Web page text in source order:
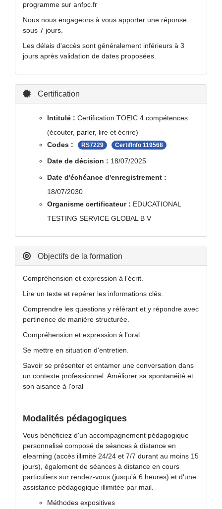
programme sur anfpc.fr
Nous nous engageons à vous apporter une réponse
sous 7 jours.
Les délais d'accès sont généralement inférieurs à 3
jours après validation de dates proposées.
Certification
Intitulé : Certification TOEIC 4 compétences
(écouter, parler, lire et écrire)
Codes :
RS7229 CertifInfo 119568
Date de décision : 18/07/2025
Date d'échéance d'enregistrement :
18/07/2030
Organisme certificateur : EDUCATIONAL
TESTING SERVICE GLOBAL B V
Objectifs de la formation
Compréhension et expression à l'écrit.
Lire un texte et repérer les informations clés.
Comprendre les questions y référant et y répondre avec
pertinence de manière structurée.
Compréhension et expression à l'oral.
Se mettre en situation d'entretien.
Savoir se présenter et entamer une conversation dans
un contexte professionnel. Améliorer sa spontanéité et
son aisance à l'oral
Modalités pédagogiques
Vous bénéficiez d'un accompagnement pédagogique
personnalisé composé de séances à distance en
elearning (accès illimité 24/24 et 7/7 durant au moins 15
jours), également de séances à distance en cours
particuliers sur rendez-vous (jusqu'à 6 heures) et d'une
assistance pédagogique illimitée par mail.
Méthodes expositives